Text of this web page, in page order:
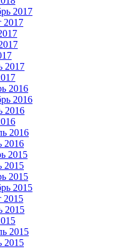
2017
2017
2017
2016
2016
2016
2016
2016
2015
2015
2015
2015
2015
2015
2015
2015